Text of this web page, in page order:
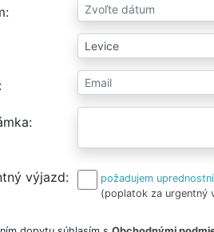
výjazd
požadujem
(poplatok za urgentný